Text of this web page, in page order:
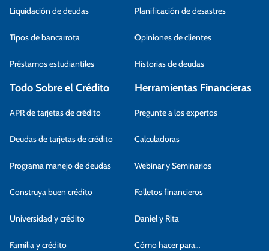
Liquidación de deudas
Tipos de bancarrota
Préstamos estudiantiles
Planificación de desastres
Opiniones de clientes
Historias de deudas
Todo Sobre el Crédito
APR de tarjetas de crédito
Deudas de tarjetas de crédito
Programa manejo de deudas
Construya buen crédito
Universidad y crédito
Familia y crédito
Herramientas Financieras
Pregunte a los expertos
Calculadoras
Webinar y Seminarios
Folletos financieros
Daniel y Rita
Cómo hacer para…